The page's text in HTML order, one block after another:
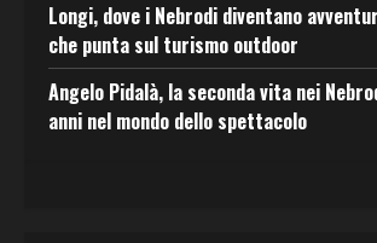
Longi, dove i Nebrodi diventano
che punta sul turismo outdoor
Angelo Pidalà, la seconda vita nei
anni nel mondo dello spettacolo